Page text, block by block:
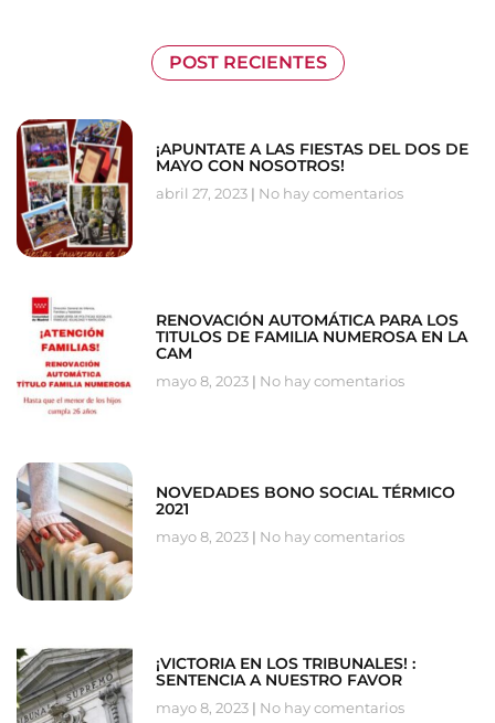
POST RECIENTES
¡APUNTATE A LAS FIESTAS DEL DOS DE
MAYO CON NOSOTROS!
abril 27, 2023 No hay comentarios
RENOVACIÓN AUTOMÁTICA PARA LOS
TITULOS DE FAMILIA NUMEROSA EN LA
CAM
mayo 8, 2023 No hay comentarios
NOVEDADES BONO SOCIAL TÉRMICO
2021
mayo 8, 2023 No hay comentarios
¡VICTORIA EN LOS TRIBUNALES! :
SENTENCIA A NUESTRO FAVOR
mayo 8, 2023 No hay comentarios